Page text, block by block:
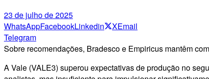
23 de julho de 2025
WhatsAppFacebookLinkedin XEmail
Telegram
Sobre recomendações, Bradesco e Empiricus mantêm
A Vale (VALE3) superou expectativas de produção no